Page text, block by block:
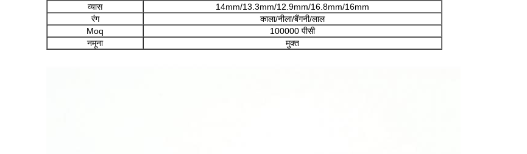
व्यास
14mm/13.3mm/12.9mm/16.8mm/16mm
रंग
काला/नीला/बैंगनी/लाल
Moq
100000 पीसी
नमूना
मुक्त